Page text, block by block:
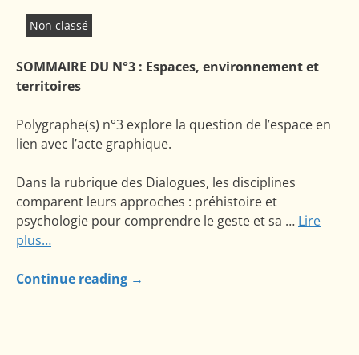
Non classé
SOMMAIRE DU N°3 : Espaces, environnement et
territoires
Polygraphe(s) n°3 explore la question de l’espace en
lien avec l’acte graphique.
Dans la rubrique des Dialogues, les disciplines
comparent leurs approches : préhistoire et
psychologie pour comprendre le geste et sa … Lire
plus…
Continue reading →